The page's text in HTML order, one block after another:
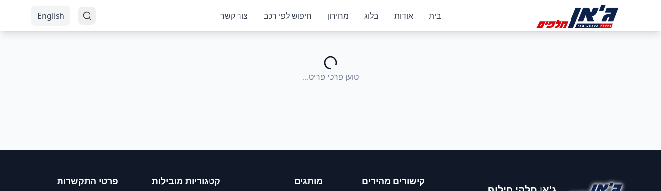
בית
אודות בלוג מחירון חיפוש לפי רכב צור קשר English
טוען פרטי פריט...
קישורים מהירים מותגים קטגוריות מובילות פרטי התקשרות